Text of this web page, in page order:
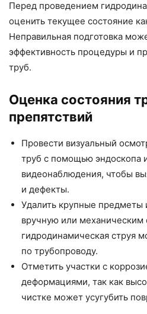
Перед проведением
оценить текущее состояние
Неправильная подготовка
эффективность процедуры и
труб.
Оценка состояния
препятствий
Провести визуальный
труб с помощью эндоскопа
видеонаблюдения, чтобы
и дефекты.
Удалить крупные предметы
вручную или механическим
гидродинамическая струя
по трубопроводу.
Отметить участки с
деформациями, так как
чистке может усугубить